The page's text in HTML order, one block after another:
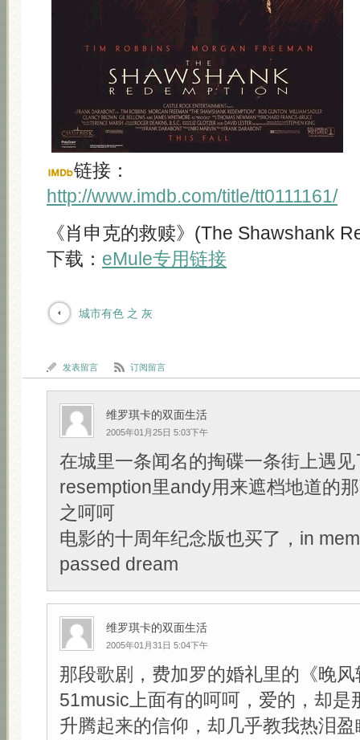
链接：
http://www.imdb.com/title/tt0111161/
《肖申克的救赎》(The Shawshank
下载： eMule专用链接
城市有色 之 灰
发表留言 订阅留言
维罗琪卡的双面生活
2005年01月25日 5:03下午
在城里一条闻名的掏碟一条街上遇见
resemption里andy用来遮档地道的
之呵呵
电影的十周年纪念版也买了，in
passed dream
维罗琪卡的双面生活
2005年01月31日 5:04下午
那段歌剧，费加罗的婚礼里的《晚
51music上面有的呵呵，爱的，却是
升腾起来的信仰，却几乎教我热泪